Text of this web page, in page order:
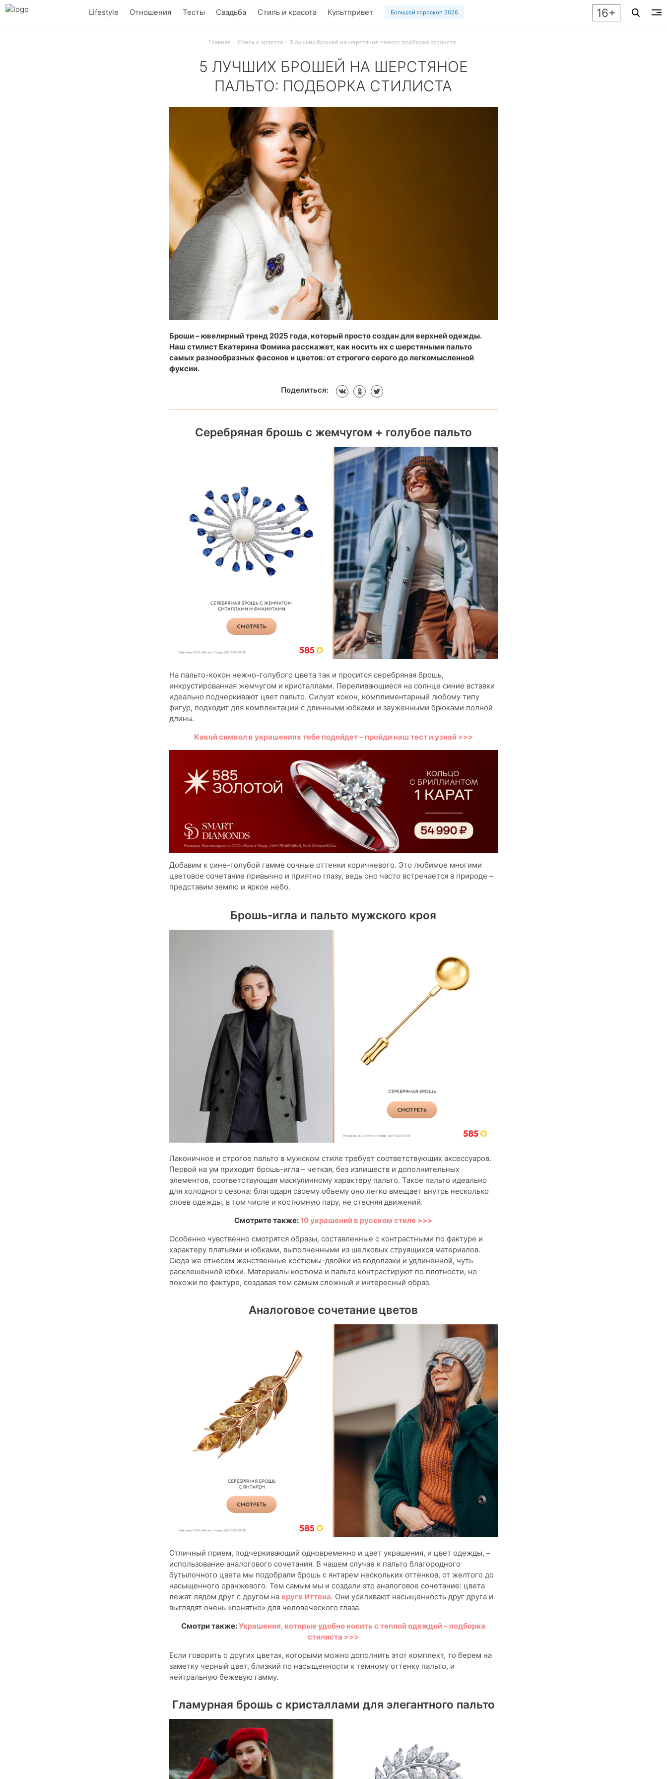
Lifestyle Отношения Тесты Свадьба Стиль и красота Культпривет Большой гороскоп 2026 16+
Главная Стиль и красота 5 лучших брошей на шерстяное пальто: подборка стилиста
5 ЛУЧШИХ БРОШЕЙ НА ШЕРСТЯНОЕ
ПАЛЬТО: ПОДБОРКА СТИЛИСТА
Пальто и брошь – самое модное комбо сезона. Как подобрать идеальные украшения к верхней одежде разных цветов и фасонов?
Броши – ювелирный тренд 2025 года, который просто создан для верхней одежды.
Наш стилист Екатерина Фомина расскажет, как носить их с шерстяными пальто
самых разнообразных фасонов и цветов: от строгого серого до легкомысленной
фуксии.
Поделиться:
Серебряная брошь с жемчугом + голубое пальто
На пальто-кокон нежно-голубого цвета так и просится серебряная брошь,
инкрустированная жемчугом и кристаллами. Переливающиеся на солнце синие вставки
идеально подчеркивают цвет пальто. Силуэт кокон, комплиментарный любому типу
фигур, подходит для комплектации с длинными юбками и зауженными брюками полной
длины.
Какой символ в украшениях тебе подойдет – пройди наш тест и узнай >>>
Добавим к сине-голубой гамме сочные оттенки коричневого. Это любимое многими
цветовое сочетание привычно и приятно глазу, ведь оно часто встречается в природе –
представим землю и яркое небо.
Брошь-игла и пальто мужского кроя
Лаконичное и строгое пальто в мужском стиле требует соответствующих аксессуаров.
Первой на ум приходит брошь-игла – четкая, без излишеств и дополнительных
элементов, соответствующая маскулинному характеру пальто. Такое пальто идеально
для холодного сезона: благодаря своему объему оно легко вмещает внутрь несколько
слоев одежды, в том числе и костюмную пару, не стесняя движений.
Смотрите также:10 украшений в русском стиле >>>
Особенно чувственно смотрятся образы, составленные с контрастными по фактуре и
характеру платьями и юбками, выполненными из шелковых струящихся материалов.
Сюда же отнесем женственные костюмы-двойки из водолазки и удлиненной, чуть
расклешенной юбки. Материалы костюма и пальто контрастируют по плотности, но
похожи по фактуре, создавая тем самым сложный и интересный образ.
Аналоговое сочетание цветов
Отличный прием, подчеркивающий одновременно и цвет украшения, и цвет одежды, –
использование аналогового сочетания. В нашем случае к пальто благородного
бутылочного цвета мы подобрали брошь с янтарем нескольких оттенков, от желтого до
насыщенного оранжевого. Тем самым мы и создали это аналоговое сочетание: цвета
лежат лядом друг с другом на круге Иттена. Они усиливают насыщенность друг друга и
выглядят очень «понятно» для человеческого глаза.
Смотри также:Украшения, которые удобно носить с теплой одеждой – подборка
стилиста >>>
Если говорить о других цветах, которыми можно дополнить этот комплект, то берем на
заметку черный цвет, близкий по насыщенности к темному оттенку пальто, и
нейтральную бежевую гамму.
Гламурная брошь с кристаллами для элегантного пальто